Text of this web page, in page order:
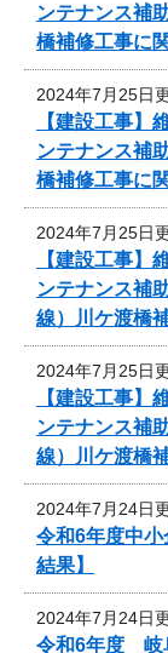
ンテナンス補
橋補修工事に
2024年7月25日
【建設工事
ンテナンス補
橋補修工事に
2024年7月25日
【建設工事
ンテナンス補
線）川ケ渡橋
2024年7月25日
【建設工事
ンテナンス補
線）川ケ渡橋
2024年7月24日
令和6年度中
結果】
2024年7月24日
令和6年度 岐